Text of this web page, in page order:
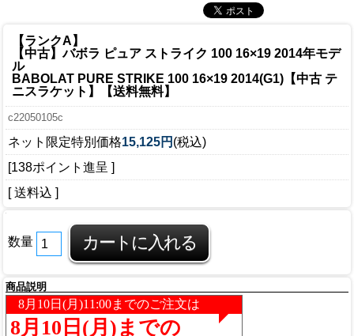
【ランクA】
【中古】バボラ ピュア ストライク 100 16×19 2014年モデ
ル
BABOLAT PURE STRIKE 100 16×19 2014(G1)【中古 テ
ニスラケット】【送料無料】
c22050105c
ネット限定特別価格15,125円 (税込)
[138ポイント進呈 ]
[ 送料込 ]
数量
商品説明